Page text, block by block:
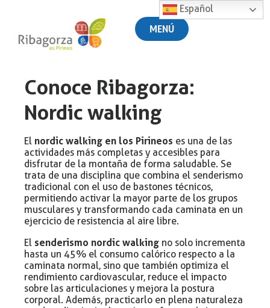
MENÚ
Conoce Ribagorza:
Nordic walking
El nordic walking en los Pirineos es una de las
actividades más completas y accesibles para
disfrutar de la montaña de forma saludable. Se
trata de una disciplina que combina el senderismo
tradicional con el uso de bastones técnicos,
permitiendo activar la mayor parte de los grupos
musculares y transformando cada caminata en un
ejercicio de resistencia al aire libre.
El senderismo nordic walking no solo incrementa
hasta un 45% el consumo calórico respecto a la
caminata normal, sino que también optimiza el
rendimiento cardiovascular, reduce el impacto
sobre las articulaciones y mejora la postura
corporal. Además, practicarlo en plena naturaleza
Español